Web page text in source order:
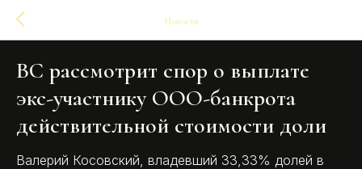
Новости
ВС рассмотрит спор о выплате
экс-участнику ООО-банкрота
действительной стоимости доли
Валерий Косовский, владевший 33,33% долей в